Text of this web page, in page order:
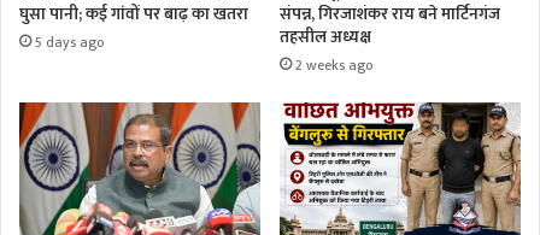
घुसा पानी; कई गांवों पर बाढ़ का खतरा
5 days ago
संपन्न, गिरजाशंकर राय बने मार्टिनगंज
तहसील अध्यक्ष
2 weeks ago